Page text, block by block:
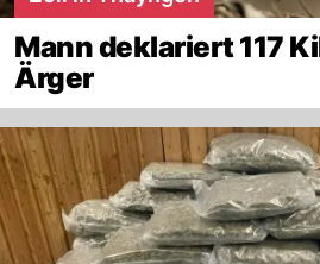
Mann deklariert 117
Ärger